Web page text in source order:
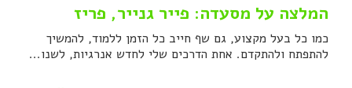
המלצה על מסעדה: פייר גנייר, פריז
כמו כל בעל מקצוע, גם שף חייב כל הזמן ללמוד, להמשיך
להתפתח ולהתקדם. אחת הדרכים שלי לחדש אנרגיות, לשנו...